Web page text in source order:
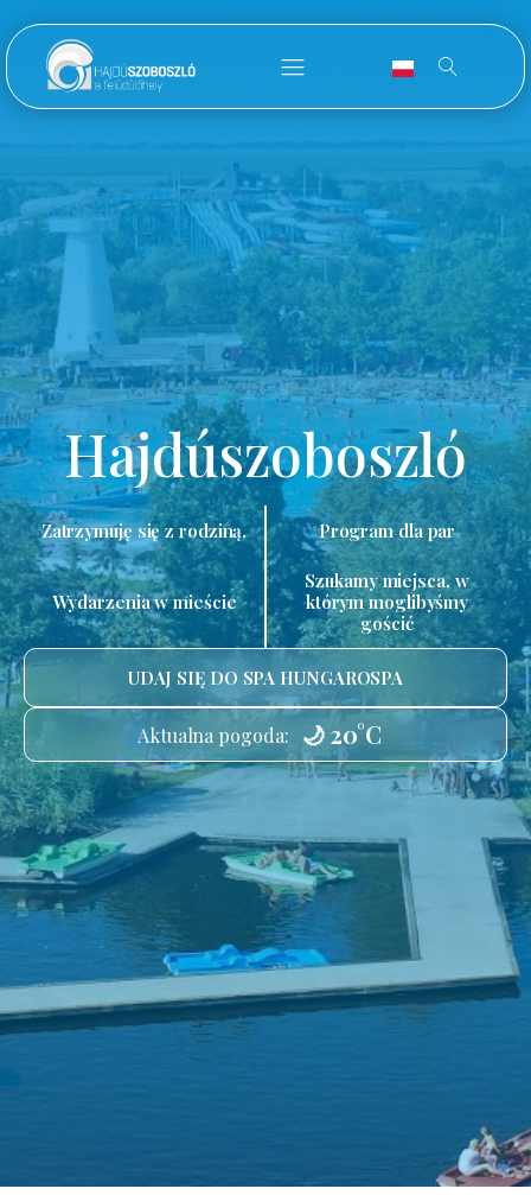
Hajdúszoboszló
Zatrzymuję się z rodziną. Program dla par
Wydarzenia w mieście
Szukamy miejsca, w
którym moglibyśmy
gościć
UDAJ SIĘ DO SPA HUNGAROSPA
Aktualna pogoda: 🌙 20°C